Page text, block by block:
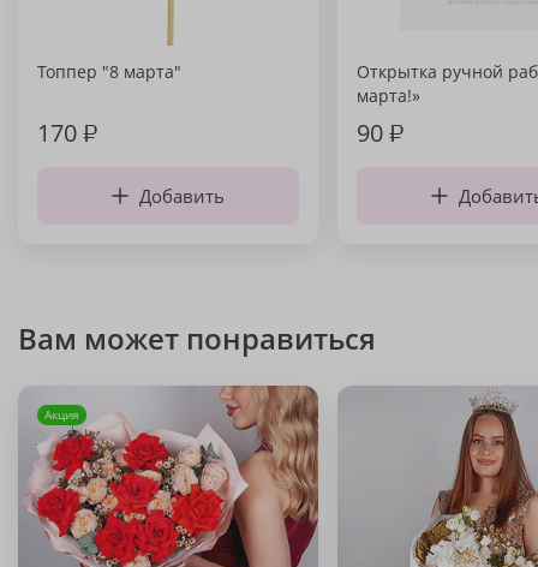
Топпер "8 марта"
170₽
Добавить
Открытка ручной
марта!»
90₽
Вам может понравиться
Акция